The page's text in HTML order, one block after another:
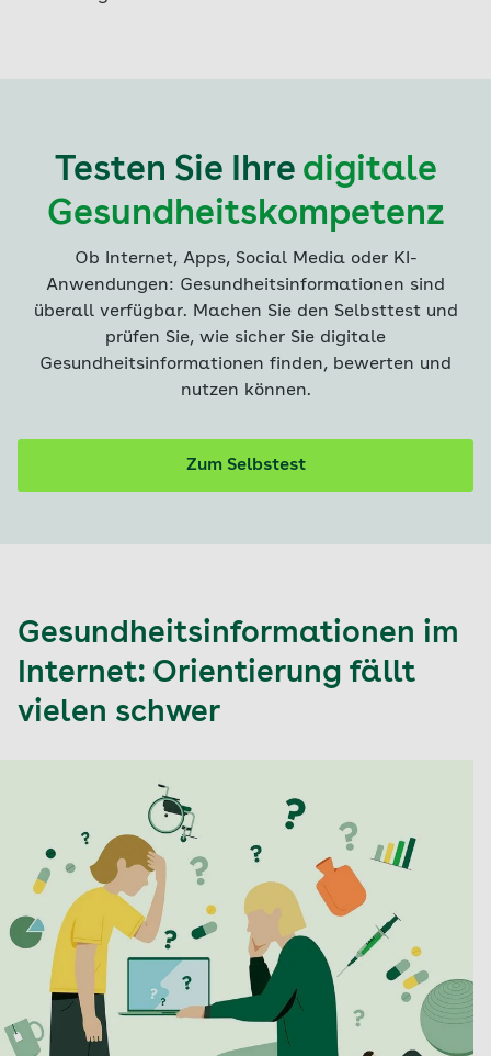
Testen Sie Ihre digitale
Gesundheitskompetenz
Ob Internet, Apps, Social Media oder KI-
Anwendungen: Gesundheitsinformationen sind
überall verfügbar. Machen Sie den Selbsttest und
prüfen Sie, wie sicher Sie digitale
Gesundheitsinformationen finden, bewerten und
nutzen können.
Zum Selbstest
Gesundheitsinformationen im
Internet: Orientierung fällt
vielen schwer